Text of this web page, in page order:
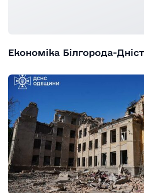
Економіка Білгорода-